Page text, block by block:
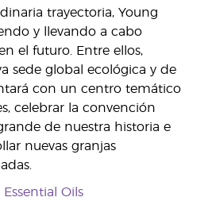
trayectoria, Young
y llevando a cabo
el futuro. Entre ellos,
sede global ecológica y de
con un centro temático
celebrar la convención
de nuestra historia e
nuevas granjas
Oils